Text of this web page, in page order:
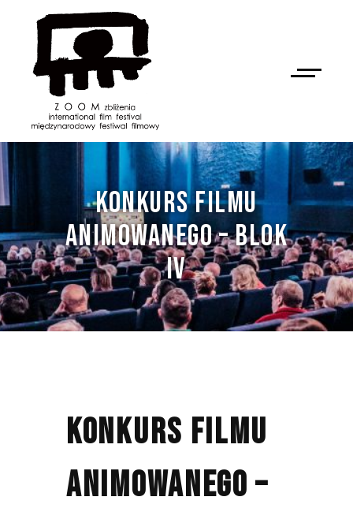
KONKURS FILMU
ANIMOWANEGO – BLOK
IV
NAN
KONKURS FILMU
ANIMOWANEGO –